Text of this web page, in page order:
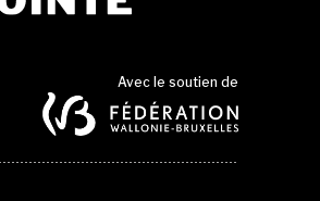
Avec le soutien de